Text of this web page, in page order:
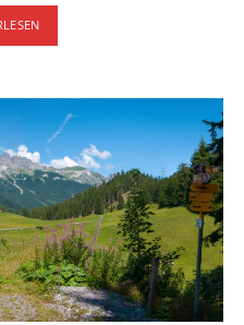
BODENSEERADWEG
SCHWEIZ